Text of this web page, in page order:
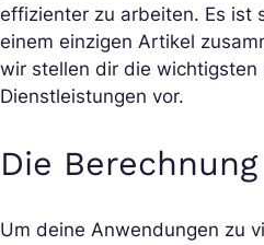
effizienter zu arbeiten. Es ist
einem einzigen Artikel
wir stellen dir die wichtigsten
Dienstleistungen vor.
Die Berechnung
Um deine Anwendungen zu